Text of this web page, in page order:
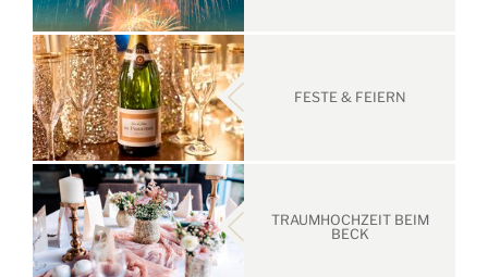
FESTE & FEIERN
TRAUMHOCHZEIT BEIM
BECK